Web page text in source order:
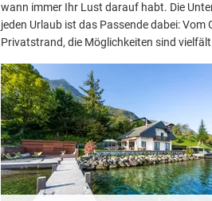
wann immer Ihr Lust darauf habt. Die
jeden Urlaub ist das Passende dabei:
Privatstrand, die Möglichkeiten sind